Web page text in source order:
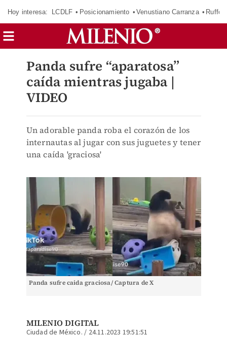
Hoy interesa: LCDLF Posicionamiento Venustiano Carranza Ruffo
Panda sufre “aparatosa”
caída mientras jugaba |
VIDEO
Un adorable panda roba el corazón de los
internautas al jugar con sus juguetes y tener
una caída 'graciosa'
Panda sufre caida graciosa/ Captura de X
MILENIO DIGITAL
Ciudad de México. / 24.11.2023 19:51:51